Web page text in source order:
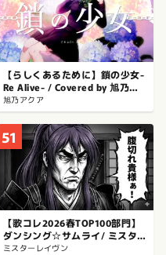
【らしくあるために】鎖の少女-
Re Alive- / Covered by 旭乃ア
クア【歌ってみた】
旭乃アクア
51
【歌コレ2026春TOP100部門】
ダンシング☆サムライ/ ミスター
レイヴン
ミスターレイヴン